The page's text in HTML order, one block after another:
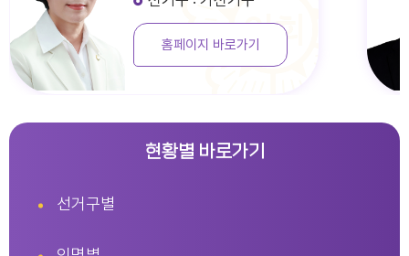
홈페이지 바로가기
현황별 바로가기
선거구별